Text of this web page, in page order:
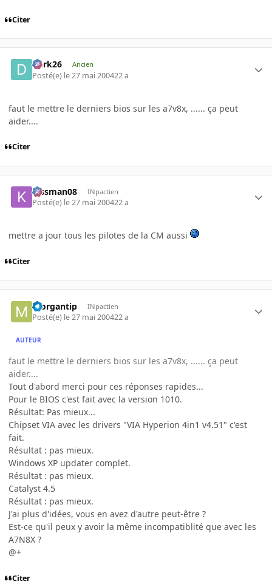
Citer
Dark26 Ancien
Posté(e) le 27 mai 200422 a
faut le mettre le derniers bios sur les a7v8x, ...... ça peut
aider....
Citer
kissman08 INpactien
Posté(e) le 27 mai 200422 a
mettre a jour tous les pilotes de la CM aussi
Citer
morgantip INpactien
Posté(e) le 27 mai 200422 a
AUTEUR
faut le mettre le derniers bios sur les a7v8x, ...... ça peut
aider....
Tout d'abord merci pour ces réponses rapides...
Pour le BIOS c'est fait avec la version 1010.
Résultat: Pas mieux...
Chipset VIA avec les drivers "VIA Hyperion 4in1 v4.51" c'est
fait.
Résultat : pas mieux.
Windows XP updater complet.
Résultat : pas mieux.
Catalyst 4.5
Résultat : pas mieux.
J'ai plus d'idées, vous en avez d'autre peut-être ?
Est-ce qu'il peux y avoir la même incompatiblité que avec les
A7N8X ?
@+
Citer